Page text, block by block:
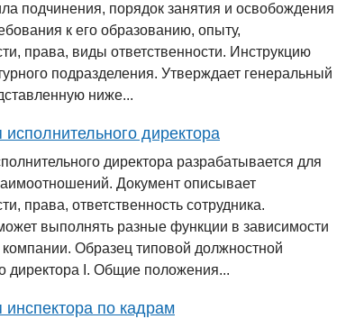
подчинения, порядок занятия и освобождения
к его образованию, опыту,
права, виды ответственности. Инструкцию
подразделения. Утверждает генеральный
ниже...
директора
директора разрабатывается для
Документ описывает
права, ответственность сотрудника.
выполнять разные функции в зависимости
Образец типовой должностной
директора І. Общие положения...
инспектора по кадрам